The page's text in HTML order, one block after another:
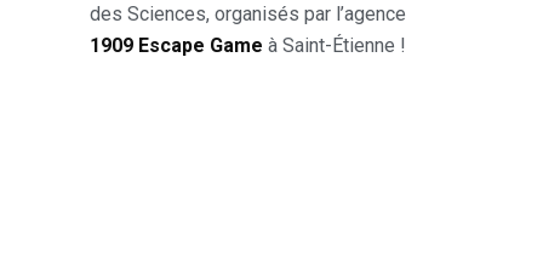
des Sciences, organisés par l’agence
1909 Escape Game à Saint-Étienne !